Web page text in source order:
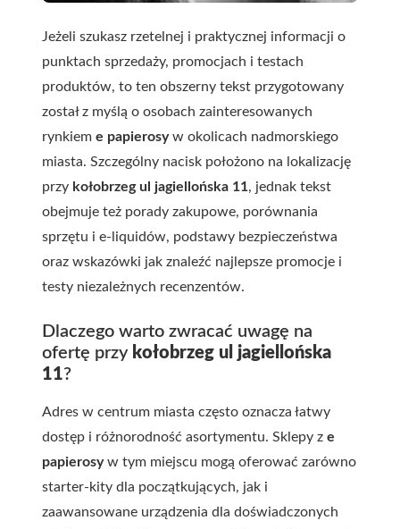
Jeżeli szukasz rzetelnej i praktycznej informacji o
punktach sprzedaży, promocjach i testach
produktów, to ten obszerny tekst przygotowany
został z myślą o osobach zainteresowanych
rynkiem e papierosyw okolicach nadmorskiego
miasta. Szczególny nacisk położono na lokalizację
przy kołobrzeg ul jagiellońska 11, jednak tekst
obejmuje też porady zakupowe, porównania
sprzętu i e-liquidów, podstawy bezpieczeństwa
oraz wskazówki jak znaleźć najlepsze promocje i
testy niezależnych recenzentów.
Dlaczego warto zwracać uwagę na
ofertę przy kołobrzeg ul jagiellońska
11?
Adres w centrum miasta często oznacza łatwy
dostęp i różnorodność asortymentu. Sklepy z e
papierosyw tym miejscu mogą oferować zarówno
starter-kity dla początkujących, jak i
zaawansowane urządzenia dla doświadczonych